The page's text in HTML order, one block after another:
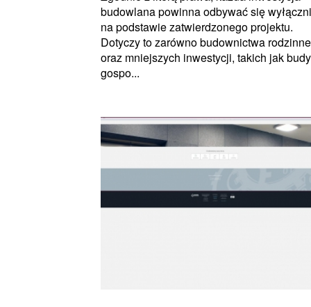
budowlana powinna odbywać się
na podstawie zatwierdzonego projektu.
Dotyczy to zarówno budownictwa
oraz mniejszych inwestycji, takich jak
gospo...